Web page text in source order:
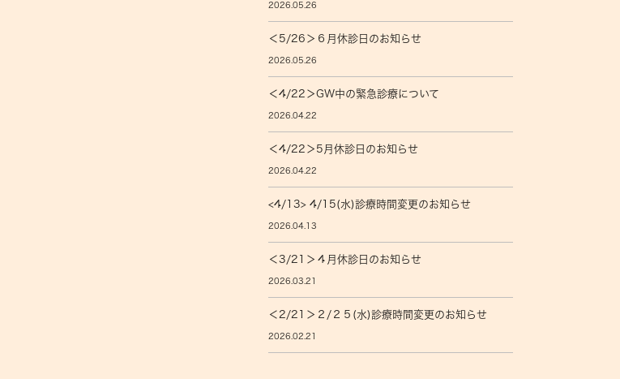
2026.05.26
＜5/26＞６月休診日のお知らせ
2026.05.26
＜4/22＞GW中の緊急診療について
2026.04.22
＜4/22＞5月休診日のお知らせ
2026.04.22
<4/13> 4/15(水)診療時間変更のお知らせ
2026.04.13
＜3/21＞４月休診日のお知らせ
2026.03.21
＜2/21＞２/２５(水)診療時間変更のお知らせ
2026.02.21